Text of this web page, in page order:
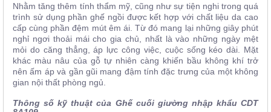
Nhằm tăng thêm tính thẩm mỹ, cũng như sự tiện nghi trong quá
trình sử dụng phần ghế ngồi được kết hợp với chất liệu da cao
cấp cùng phần đệm mút êm ái. Từ đó mang lại những giây phút
nghỉ ngơi thoải mái cho gia chủ, nhất là vào những ngày mệt
mỏi do căng thẳng, áp lực công việc, cuộc sống kéo dài. Mặt
khác màu nâu của gỗ tự nhiên càng khiến bầu không khí trở
nên ấm áp và gần gũi mang đậm tính đặc trưng của một không
gian nội thất phòng ngủ.
Thông số kỹ thuật của Ghế cuối giường nhập khẩu CDT